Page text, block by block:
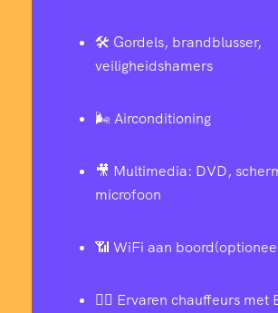
🛠️ Gordels, brandblusser,
veiligheidshamers
🌬️ Airconditioning
🎥 Multimedia: DVD,
microfoon
📶 WiFi aan
👨‍✈️ Ervaren chauffeurs met